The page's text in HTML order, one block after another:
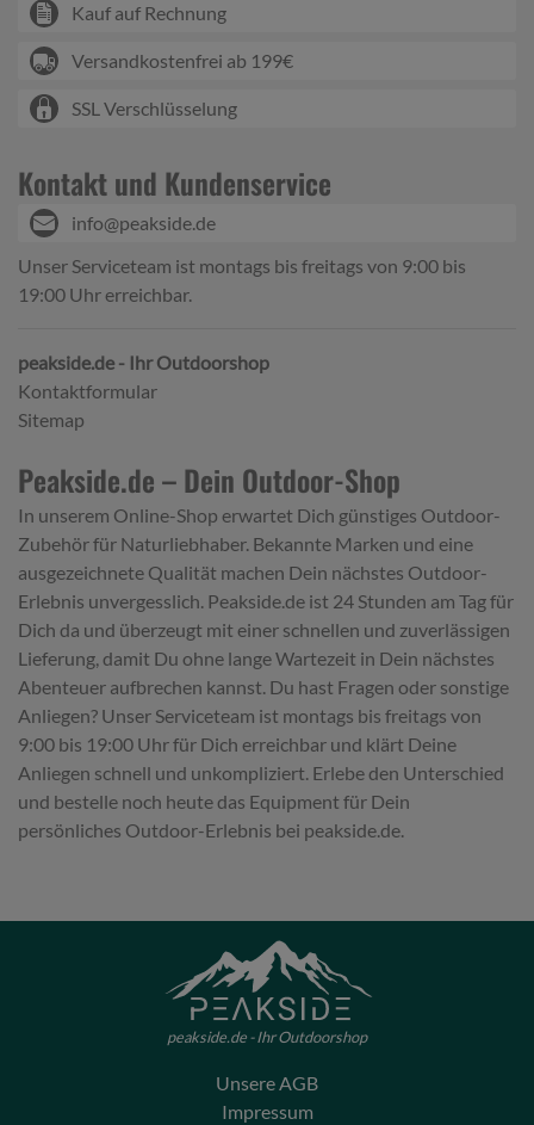
Kauf auf Rechnung
Versandkostenfrei ab 199€
SSL Verschlüsselung
Kontakt und Kundenservice
info@peakside.de
Unser Serviceteam ist montags bis freitags von 9:00 bis
19:00 Uhr erreichbar.
peakside.de - Ihr Outdoorshop
Kontaktformular
Sitemap
Peakside.de – Dein Outdoor-Shop
In unserem Online-Shop erwartet Dich günstiges Outdoor-
Zubehör für Naturliebhaber. Bekannte Marken und eine
ausgezeichnete Qualität machen Dein nächstes Outdoor-
Erlebnis unvergesslich. Peakside.de ist 24 Stunden am Tag für
Dich da und überzeugt mit einer schnellen und zuverlässigen
Lieferung, damit Du ohne lange Wartezeit in Dein nächstes
Abenteuer aufbrechen kannst. Du hast Fragen oder sonstige
Anliegen? Unser Serviceteam ist montags bis freitags von
9:00 bis 19:00 Uhr für Dich erreichbar und klärt Deine
Anliegen schnell und unkompliziert. Erlebe den Unterschied
und bestelle noch heute das Equipment für Dein
persönliches Outdoor-Erlebnis bei peakside.de.
peakside.de - Ihr Outdoorshop
Unsere AGB
Impressum